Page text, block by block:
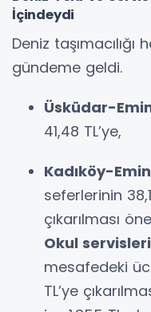
İçindeydi
Deniz
gündeme geldi.
Üsküdar-
41,48 TL’ye,
Kadıköy-
seferlerinin
çıkarılması
Okul
mesafedeki
TL’ye